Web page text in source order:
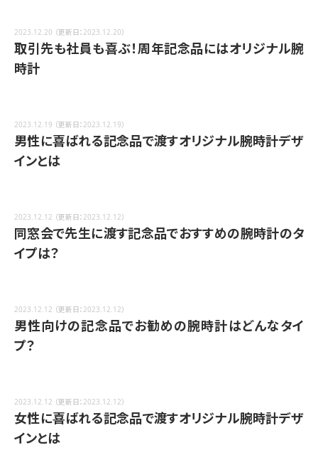
2023.12.20 （更新日：2023.12.20）
取引先も社員も喜ぶ！周年記念品にはオリジナル腕
時計
2023.12.19 （更新日：2023.12.19）
男性に喜ばれる記念品で渡すオリジナル腕時計デザ
インとは
2023.12.12 （更新日：2023.12.12）
同窓会で先生に渡す記念品でおすすめの腕時計のタ
イプは？
2023.12.12 （更新日：2023.12.12）
男性向けの記念品でお勧めの腕時計はどんなタイ
プ？
2023.12.12 （更新日：2023.12.12）
女性に喜ばれる記念品で渡すオリジナル腕時計デザ
インとは